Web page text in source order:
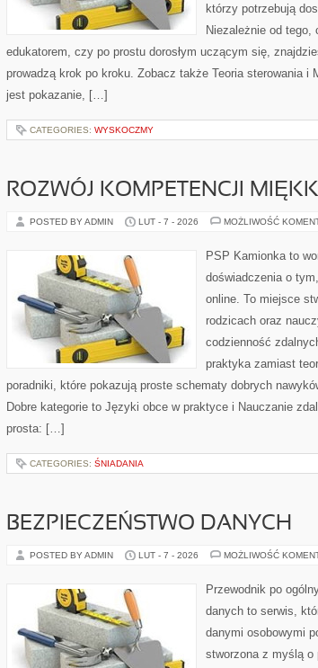
którzy potrzebują
Niezależnie od
edukatorem, czy po prostu dorosłym uczącym się,
prowadzą krok po kroku. Zobacz także Teoria sterowania i
jest pokazanie, […]
CATEGORIES: WYSKOCZMY
ROZWÓJ KOMPETENCJI
POSTED BY ADMIN LUT - 7 - 2026 MOŻLIWOŚĆ
PSP Kamionka to
doświadczenia o
online. To miejsce
rodzicach oraz
codzienność
praktyka zamiast
poradniki, które pokazują proste schematy dobrych
Dobre kategorie to Języki obce w praktyce i Nauczanie
prosta: […]
CATEGORIES: ŚNIADANIA
BEZPIECZEŃSTWO DANYCH
POSTED BY ADMIN LUT - 7 - 2026 MOŻLIWOŚĆ
Przewodnik po
danych to serwis,
danymi osobowymi
stworzona z myślą